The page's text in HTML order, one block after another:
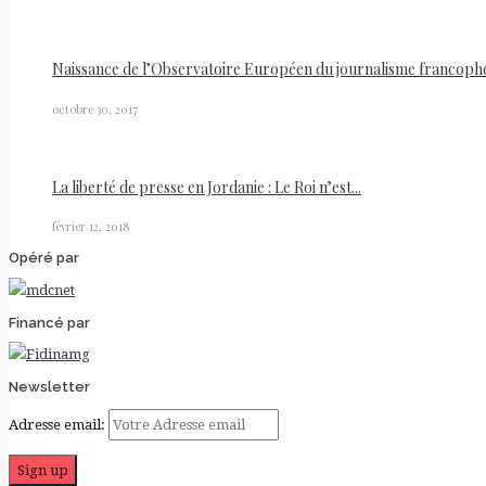
Naissance de l’Observatoire Européen du journalisme
octobre 30, 2017
La liberté de presse en Jordanie : Le Roi n’est...
février 12, 2018
Opéré par
Financé par
Newsletter
Adresse email: